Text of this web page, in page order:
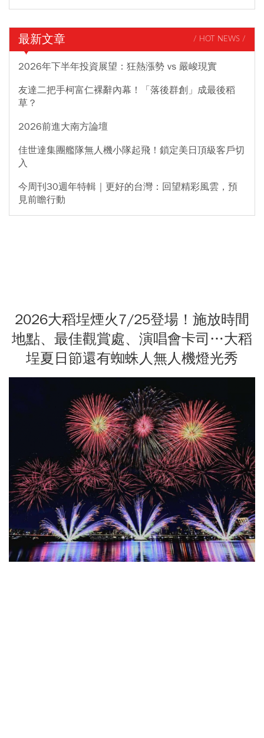
最新文章 / HOT NEWS /
2026年下半年投資展望：狂熱漲勢 vs 嚴峻現實
友達二把手柯富仁裸辭內幕！「落後群創」成最後稻
草？
2026前進大南方論壇
佳世達集團艦隊無人機小隊起飛！鎖定美日頂級客戶切
入
今周刊30週年特輯｜更好的台灣：回望精彩風雲，預
見前瞻行動
2026大稻埕煙火7/25登場！施放時間
地點、最佳觀賞處、演唱會卡司…大稻
埕夏日節還有蜘蛛人無人機燈光秀